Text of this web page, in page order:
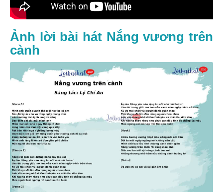
Ảnh lời bài hát Nắng vương trên
cành